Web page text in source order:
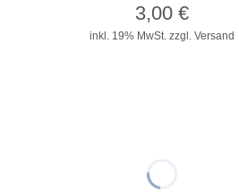
inkl. 19% MwSt. zzgl. Versand
3,00€